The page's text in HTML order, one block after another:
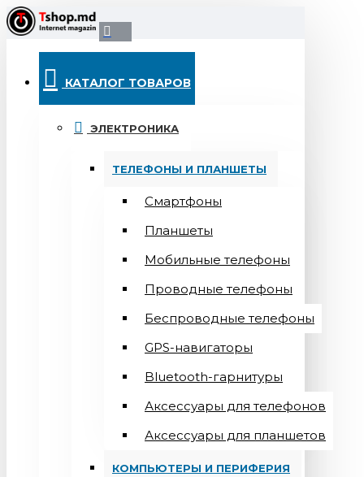
КАТАЛОГ ТОВАРОВ
ЭЛЕКТРОНИКА
ТЕЛЕФОНЫ И ПЛАНШЕТЫ
Смартфоны
Планшеты
Мобильные телефоны
Проводные телефоны
Беспроводные телефоны
GPS-навигаторы
Bluetooth-гарнитуры
Аксессуары для телефонов
Аксессуары для планшетов
КОМПЬЮТЕРЫ И ПЕРИФЕРИЯ